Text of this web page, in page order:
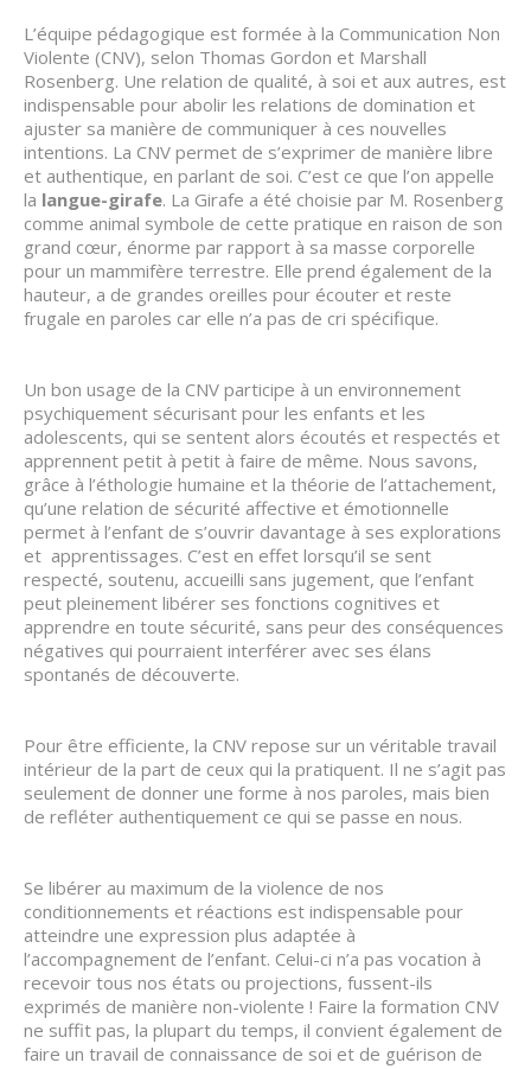
L’équipe pédagogique est formée à la Communication Non
Violente (CNV), selon Thomas Gordon et Marshall
Rosenberg. Une relation de qualité, à soi et aux autres, est
indispensable pour abolir les relations de domination et
ajuster sa manière de communiquer à ces nouvelles
intentions. La CNV permet de s’exprimer de manière libre
et authentique, en parlant de soi. C’est ce que l’on appelle
la langue-girafe. La Girafe a été choisie par M. Rosenberg
comme animal symbole de cette pratique en raison de son
grand cœur, énorme par rapport à sa masse corporelle
pour un mammifère terrestre. Elle prend également de la
hauteur, a de grandes oreilles pour écouter et reste
frugale en paroles car elle n’a pas de cri spécifique.
Un bon usage de la CNV participe à un environnement
psychiquement sécurisant pour les enfants et les
adolescents, qui se sentent alors écoutés et respectés et
apprennent petit à petit à faire de même. Nous savons,
grâce à l’éthologie humaine et la théorie de l’attachement,
qu’une relation de sécurité affective et émotionnelle
permet à l’enfant de s’ouvrir davantage à ses explorations
et apprentissages. C’est en effet lorsqu’il se sent
respecté, soutenu, accueilli sans jugement, que l’enfant
peut pleinement libérer ses fonctions cognitives et
apprendre en toute sécurité, sans peur des conséquences
négatives qui pourraient interférer avec ses élans
spontanés de découverte.
Pour être efficiente, la CNV repose sur un véritable travail
intérieur de la part de ceux qui la pratiquent. Il ne s’agit pas
seulement de donner une forme à nos paroles, mais bien
de refléter authentiquement ce qui se passe en nous.
Se libérer au maximum de la violence de nos
conditionnements et réactions est indispensable pour
atteindre une expression plus adaptée à
l’accompagnement de l’enfant. Celui-ci n’a pas vocation à
recevoir tous nos états ou projections, fussent-ils
exprimés de manière non-violente ! Faire la formation CNV
ne suffit pas, la plupart du temps, il convient également de
faire un travail de connaissance de soi et de guérison de